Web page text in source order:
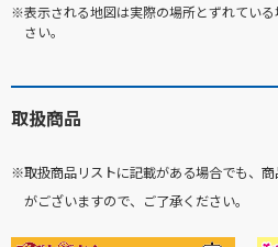
※表示される地図は実際の場所とずれてい
さい。
取扱商品
※取扱商品リストに記載がある場合でも、
がございますので、ご了承ください。